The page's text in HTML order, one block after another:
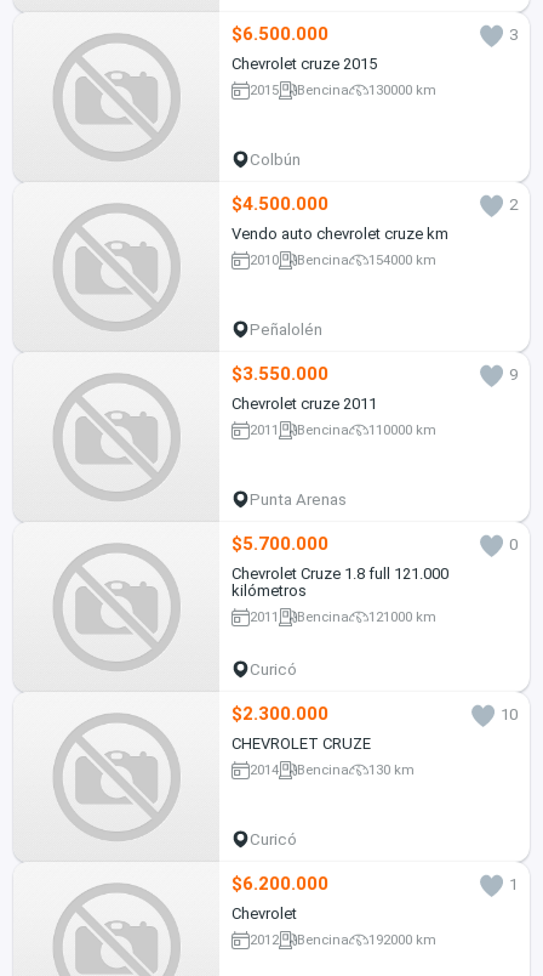
$6.500.000
3
Chevrolet cruze 2015
2015 Bencina 130000 km
Colbún
$4.500.000
2
Vendo auto chevrolet cruze km
2010 Bencina 154000 km
Peñalolén
$3.550.000
9
Chevrolet cruze 2011
2011 Bencina 110000 km
Punta Arenas
$5.700.000
0
Chevrolet Cruze 1.8 full 121.000
kilómetros
2011 Bencina 121000 km
Curicó
$2.300.000
10
CHEVROLET CRUZE
2014 Bencina 130 km
Curicó
$6.200.000
1
Chevrolet
2012 Bencina 192000 km